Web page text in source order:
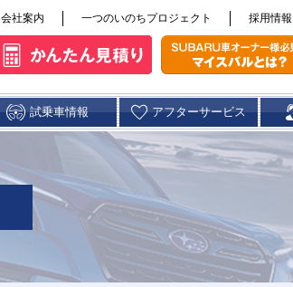
会社案内 一つのいのちプロジェクト 採用情報
スバル自動車保険
中津店 日田店 カー
試乗車情報 アフターサービス